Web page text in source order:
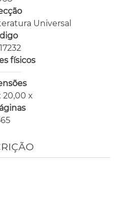
Universal
físicos
20,00 x